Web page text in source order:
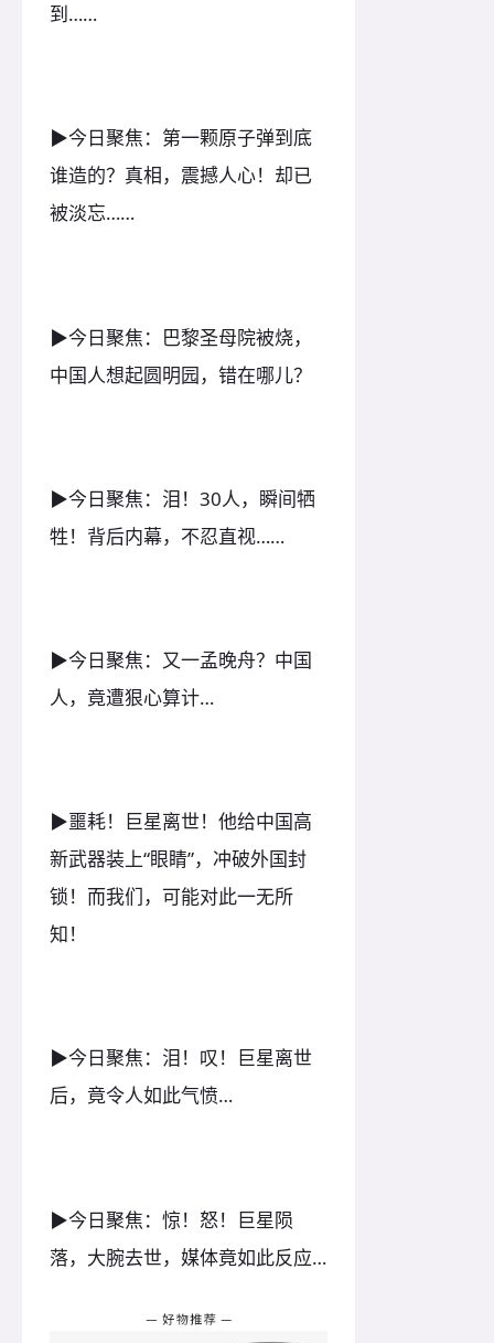
到……
▶今日聚焦：第一颗原子弹到底
谁造的？真相，震撼人心！却已
被淡忘……
▶今日聚焦：巴黎圣母院被烧，
中国人想起圆明园，错在哪儿？
▶今日聚焦：泪！30人，瞬间牺
牲！背后内幕，不忍直视……
▶今日聚焦：又一孟晚舟？中国
人，竟遭狠心算计…
▶噩耗！巨星离世！他给中国高
新武器装上“眼睛”，冲破外国封
锁！而我们，可能对此一无所
知！
▶今日聚焦：泪！叹！巨星离世
后，竟令人如此气愤…
▶今日聚焦：惊！怒！巨星陨
落，大腕去世，媒体竟如此反应…